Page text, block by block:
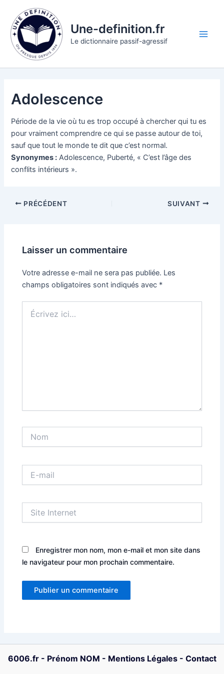
contenu
Une-definition.fr
Le dictionnaire passif-agressif
Adolescence
Période de la vie où tu es trop occupé à chercher qui tu es
pour vraiment comprendre ce qui se passe autour de toi,
sauf que tout le monde te dit que c’est normal.
Synonymes : Adolescence, Puberté, « C’est l’âge des
conflits intérieurs ».
PRÉCÉDENT SUIVANT
Laisser un commentaire
Votre adresse e-mail ne sera pas publiée. Les
champs obligatoires sont indiqués avec *
ici…
mail
Internet
Enregistrer mon nom, mon e-mail et mon site dans
le navigateur pour mon prochain commentaire.
6006.fr- Prénom NOM - Mentions Légales- Contact